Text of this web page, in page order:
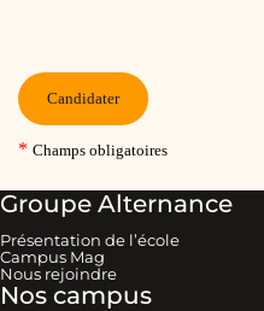
Groupe Alternance
Présentation de l’école
Campus Mag
Nous rejoindre
Nos campus